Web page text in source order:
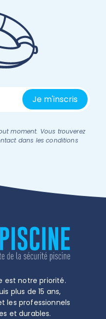
moment. Vous trouverez
dans les conditions
est notre priorité.
plus de 15 ans,
les professionnels
et durables.